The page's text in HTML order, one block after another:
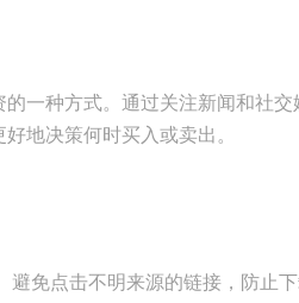
一种方式。通过关注新闻和社交
地决策何时买入或卖出。
免点击不明来源的链接，防止